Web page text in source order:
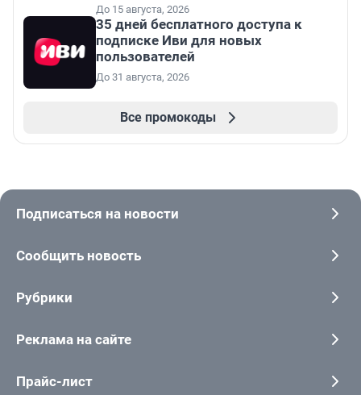
До 15 августа, 2026
35 дней бесплатного доступа к
подписке Иви для новых
пользователей
До 31 августа, 2026
Все промокоды
Подписаться на новости
Сообщить новость
Рубрики
Реклама на сайте
Прайс-лист